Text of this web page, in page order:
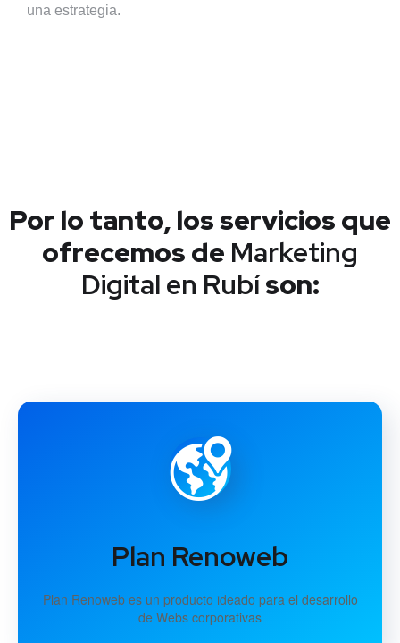
una estrategia.
Por lo tanto, los servicios que
ofrecemos de Marketing
Digital en Rubíson:
Plan Renoweb
Plan Renoweb es un producto ideado para el desarrollo
de Webs corporativas